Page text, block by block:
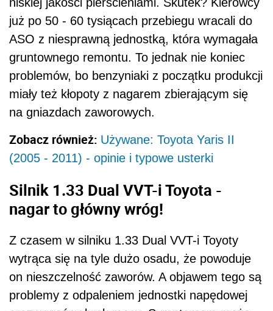
Silnik 1.33 Dual VVT-i Toyota -
nagar to główny wróg!
Z czasem w silniku 1.33 Dual VVT-i Toyoty
wytrąca się na tyle dużo osadu, że powoduje
on nieszczelność zaworów. A objawem tego są
oraz wyraźny brak mocy. Symptomem może
być też głośna praca, a konkretnie
uderzania zespołu tłoka o zespół głowicy.
Kwestia nagaru jako że prowadzi do
poważnych uszkodzeń, skonfliktowała
autoryzowanych mechaników i kierowców.
Pracownicy ASO twierdzili, że winne jest niskie
obciążenie silnika. Kierowcy bronili się jednak
miejskim charakterem modelu.